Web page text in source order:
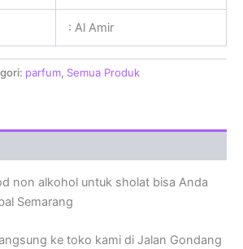
: Al Amir
parfum, Semua Produk
non alkohol untuk sholat bisa Anda
Semarang
ke toko kami di Jalan Gondang